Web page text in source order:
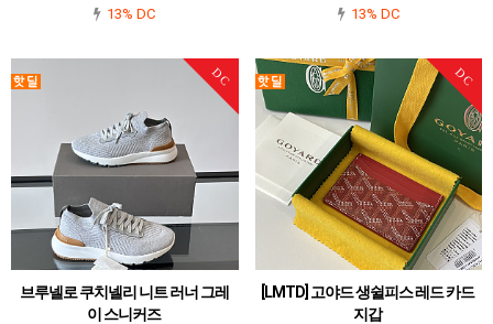
로 1~1.5티어급으로 개체차이 최소화, zp
13% DC
로 1~1.5티어급으로 개체차이 최소화, zp
13% DC
DC
브루넬로 쿠치넬리 니트 러너 그레
이 스니커즈
DC
[LMTD] 고야드 생쉴피스 레드 카드
지갑